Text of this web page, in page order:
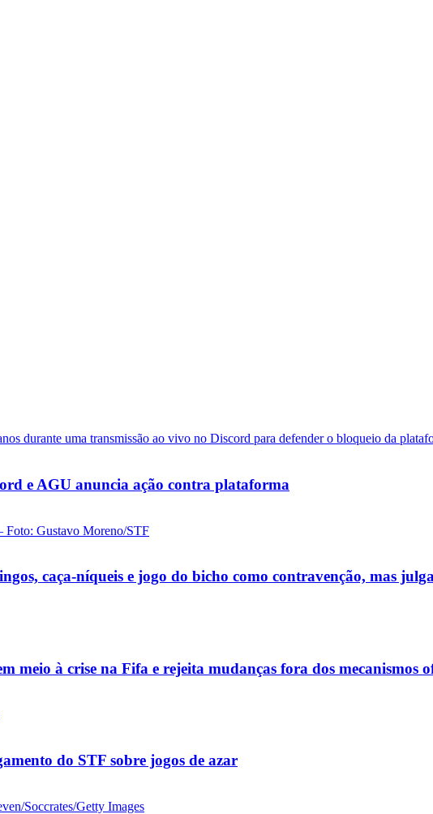
e AGU anuncia ação contra plataforma
caça-níqueis e jogo do bicho como contravenção, mas
meio à crise na Fifa e rejeita mudanças fora dos mecanismos
do STF sobre jogos de azar